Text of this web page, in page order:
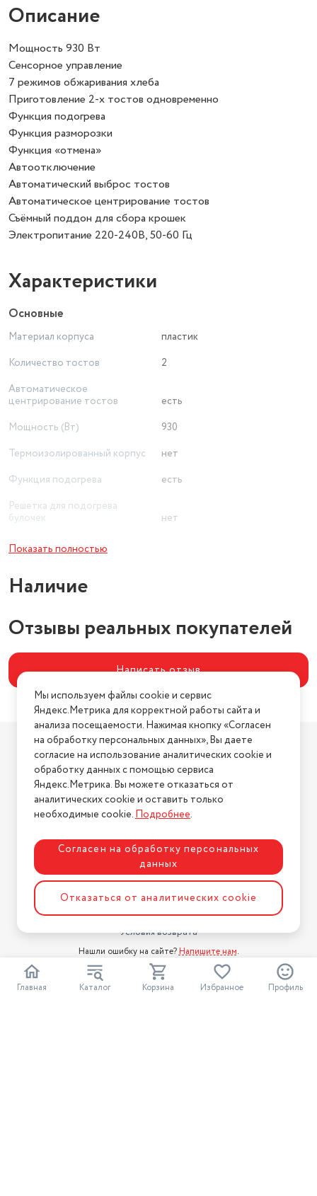
Главная Каталог Корзина Избранное Профиль
Описание
Мощность 930 Вт
Сенсорное управление
7 режимов обжаривания хлеба
Приготовление 2-х тостов одновременно
Функция подогрева
Функция разморозки
Функция «отмена»
Автоотключение
Автоматический выброс тостов
Автоматическое центрирование тостов
Съёмный поддон для сбора крошек
Электропитание 220-240В, 50-60 Гц
Характеристики
Основные
Материал корпуса
пластик
Количество тостов
2
Автоматическое
центрирование тостов
есть
Мощность (Вт)
930
Термоизолированный корпус
нет
Функция подогрева
есть
Решетка для подогрева
булочек
нет
Функция размораживания
Тип управления
Показать полностью
Наличие
Отзывы реальных покупателей
Написать отзыв
Компания
О компании
Магазины
Бренды
Блог
Информация
Условия оплаты
Условия доставки
Условия возврата
Нашли ошибку на сайте? Напишите нам.
2026 © Интернет-магазин "АстМаркет". У нас есть всё!
Мы используем файлы cookie и сервис
Яндекс.Метрика для корректной работы сайта и
анализа посещаемости. Нажимая кнопку «Согласен
на обработку персональных данных», Вы даете
согласие на использование аналитических cookie и
обработку данных с помощью сервиса
Яндекс.Метрика. Вы можете отказаться от
аналитических cookie и оставить только
необходимые cookie.Подробнее.
Согласен на обработку персональных
данных
Отказаться от аналитических cookie